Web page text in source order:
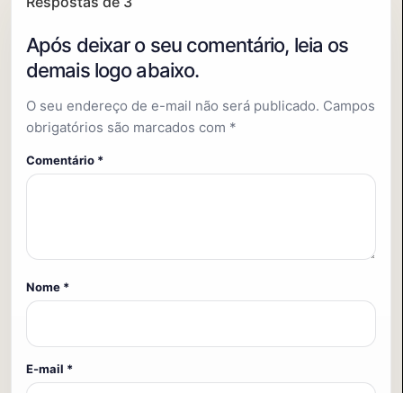
O seu endereço de e-mail não será publicado. Campos
obrigatórios são marcados com *
Comentário *
Nome *
E-mail *